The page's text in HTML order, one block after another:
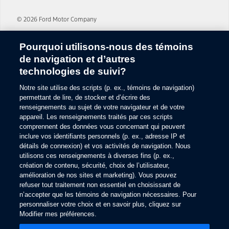
Bluetooth MD
connecté au système SYNC. Bluetooth est une marque
Le circuit électrique du véhicule (y compris la batterie), le signal du
fournisseur de service sans fil et un téléphone cellulaire connecté
doivent être en état de marche pour que le dispositif 911 Assist
lors d’un accident. Afin que le 911 puisse être composé, le téléphone
cellulaire couplé doit être connecté à SYNC et la fonction 911 Assist
doit être activée. Des frais de téléphone cellulaire peuvent
s'appliquer.
Certains téléphones cellulaires et lecteurs numériques peuvent ne
pas être entièrement compatibles. Évitez les distractions lorsque
vous conduisez. Servez-vous des systèmes à commande vocale
lorsque possible; ne manipulez pas d’appareils portatifs lorsque
vous conduisez. La reconnaissance vocale et les écrans du système
SYNC avec MyFord Touch sont disponibles en français, en anglais et
en espagnol. Certaines fonctions peuvent être bloquées lorsque le
véhicule est en mouvement.
© 2026 Ford Motor Company
Glossaire
Utilisation des témoins
Commentaires sur le site
Accessibilité
Contactez-nous
Modalités et conditions
Confidentialité
Conditions et politique de confidentialité de l'appli Ford
Ce
lien
s'ouvre
dans
nouvelle
Confidentialité Crédit Ford
Ce
lien
dans
Pourquoi utilisons-nous des témoins
de navigation et d’autres
technologies de suivi?
Notre site utilise des scripts (p. ex., témoins de navigation)
permettant de lire, de stocker et d’écrire des
renseignements au sujet de votre navigateur et de votre
appareil. Les renseignements traités par ces scripts
comprennent des données vous concernant qui peuvent
inclure vos identifiants personnels (p. ex., adresse IP et
détails de connexion) et vos activités de navigation. Nous
utilisons ces renseignements à diverses fins (p. ex.,
création de contenu, sécurité, choix de l’utilisateur,
amélioration de nos sites et marketing). Vous pouvez
refuser tout traitement non essentiel en choisissant de
n’accepter que les témoins de navigation nécessaires. Pour
personnaliser votre choix et en savoir plus, cliquez sur
Modifier mes préférences.